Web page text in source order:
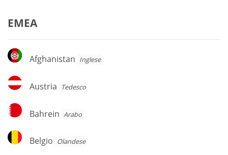
EMEA
Afghanistan
Afghanistan Inglese
Austria
Austria Tedesco
Bahrein
Bahrein Arabo
Belgio
Belgio Olandese